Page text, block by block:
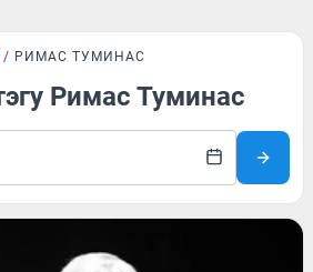
РИМАС ТУМИНАС
Римас Туминас